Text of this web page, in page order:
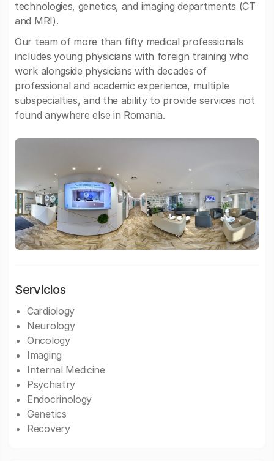
technologies, genetics, and imaging departments (CT
and MRI).
Our team of more than fifty medical professionals
includes young physicians with foreign training who
work alongside physicians with decades of
professional and academic experience, multiple
subspecialties, and the ability to provide services not
found anywhere else in Romania.
Servicios
Cardiology
Neurology
Oncology
Imaging
Internal Medicine
Psychiatry
Endocrinology
Genetics
Recovery